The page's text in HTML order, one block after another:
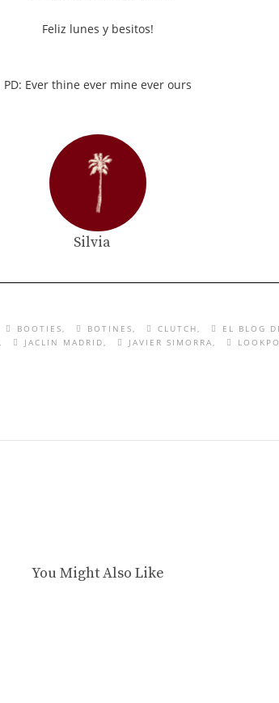
Feliz lunes y besitos!
PD: Ever thine ever mine ever ours
Silvia
BOOTIES BOTINES CLUTCH EL BLOG
JACLIN MADRID JAVIER SIMORRA
You Might Also Like